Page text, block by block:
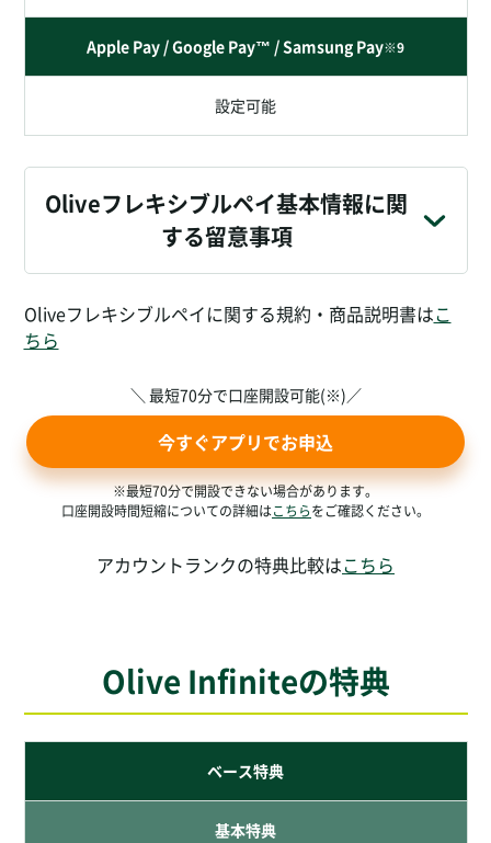
Apple Pay / Google Pay™ / Samsung Pay※9
設定可能
Oliveフレキシブルペイ基本情報に関
する留意事項
Oliveフレキシブルペイに関する規約・商品説明書はこ
ちら
＼ 最短70分で口座開設可能(※)／
今すぐアプリでお申込
※最短70分で開設できない場合があります。
口座開設時間短縮についての詳細はこちらをご確認ください。
アカウントランクの特典比較はこちら
Olive Infiniteの特典
ベース特典
基本特典